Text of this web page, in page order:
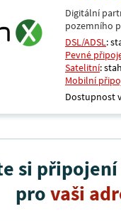
Digitální
pozemního
DSL/ADSL:
Pevné
Satelitní:
Mobilní
Dostupnost
si
provaši